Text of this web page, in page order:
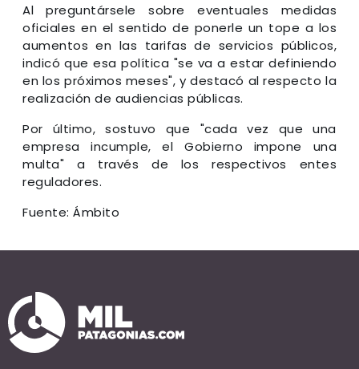
Al preguntársele sobre eventuales medidas
oficiales en el sentido de ponerle un tope a los
aumentos en las tarifas de servicios públicos,
indicó que esa política "se va a estar definiendo
en los próximos meses", y destacó al respecto la
realización de audiencias públicas.
Por último, sostuvo que "cada vez que una
empresa incumple, el Gobierno impone una
multa" a través de los respectivos entes
reguladores.
Fuente: Ámbito